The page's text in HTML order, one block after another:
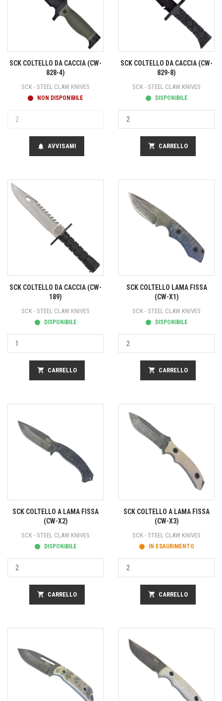
SCK COLTELLO DA CACCIA (CW-
828-4)
SCK - STEEL CLAW KNIVES
NON DISPONIBILE
notifications AVVISAMI
SCK COLTELLO DA CACCIA (CW-
829-8)
SCK - STEEL CLAW KNIVES
DISPONIBILE
shopping_cart CARRELLO
SCK COLTELLO DA CACCIA (CW-
189)
SCK - STEEL CLAW KNIVES
DISPONIBILE
shopping_cart CARRELLO
SCK COLTELLO LAMA FISSA
(CW-X1)
SCK - STEEL CLAW KNIVES
DISPONIBILE
shopping_cart CARRELLO
SCK COLTELLO A LAMA FISSA
(CW-X2)
SCK - STEEL CLAW KNIVES
DISPONIBILE
shopping_cart CARRELLO
SCK COLTELLO A LAMA FISSA
(CW-X3)
SCK - STEEL CLAW KNIVES
IN ESAURIMENTO
shopping_cart CARRELLO